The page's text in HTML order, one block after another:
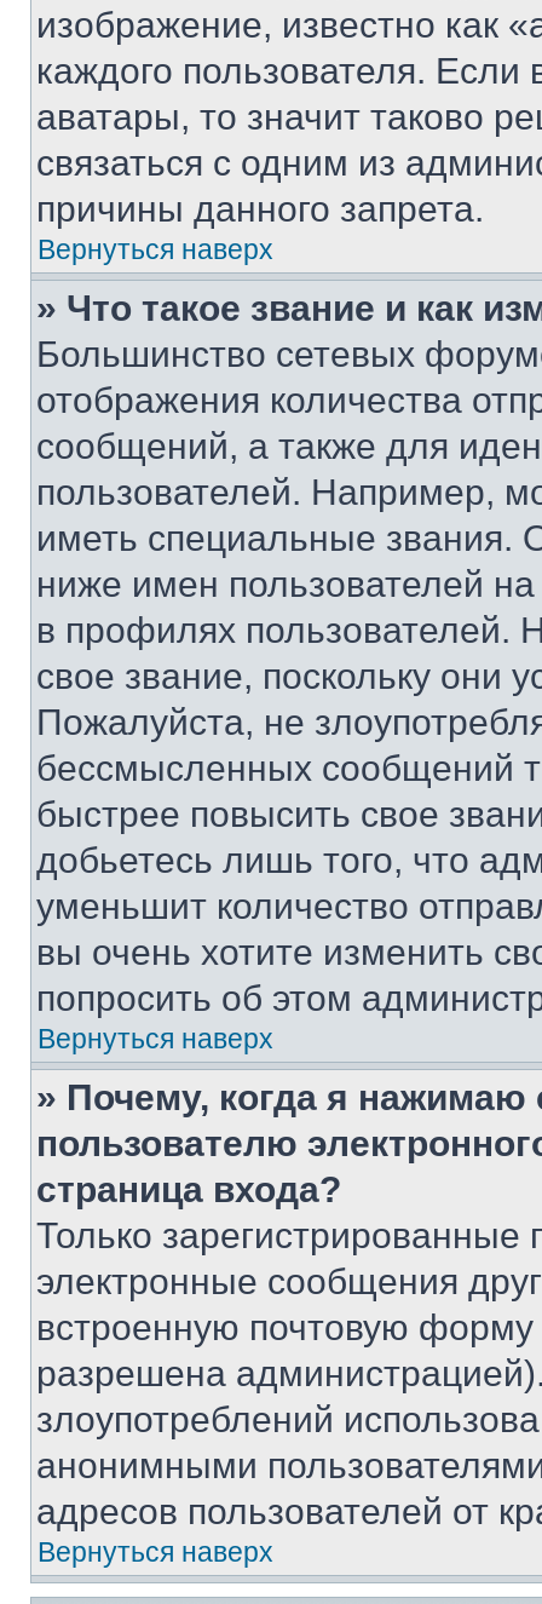
изображение, известно как
каждого пользователя.
аватары, то значит таково
связаться с одним из
причины данного запрета.
Вернуться наверх
» Что такое звание и как
Большинство сетевых
отображения количества
сообщений, а также для
пользователей. Например,
иметь специальные звания.
ниже имен пользователей
в профилях
свое звание, поскольку они
Пожалуйста, не
бессмысленных сообщений
быстрее повысить свое
добьетесь лишь того, что
уменьшит количество
вы очень хотите изменить
попросить об этом
Вернуться наверх
» Почему, когда я нажимаю
пользователю
страница входа?
Только зарегистрированные
электронные сообщения
встроенную почтовую
разрешена
злоупотреблений
анонимными
адресов пользователей от
Вернуться наверх